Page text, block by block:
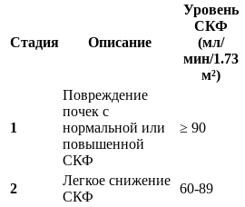
Стадия Описание
Уровень
СКФ
(мл/
мин/1.73
м²)
1
Повреждение
почек с
нормальной или
повышенной
СКФ
≥ 90
2
Легкое снижение
СКФ
60-89